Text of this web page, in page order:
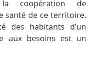
la coopération de
santé de ce territoire.
des habitants d’un
aux besoins est un